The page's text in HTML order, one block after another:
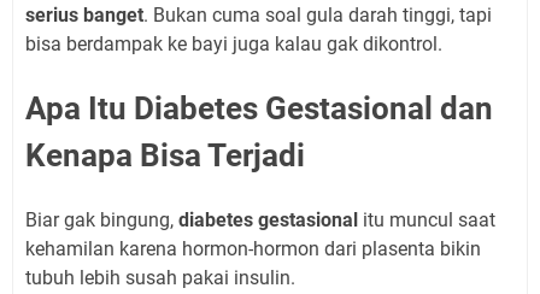
serius banget. Bukan cuma soal gula darah tinggi, tapi
bisa berdampak ke bayi juga kalau gak dikontrol.
Apa Itu Diabetes Gestasional dan
Kenapa Bisa Terjadi
Biar gak bingung, diabetes gestasional itu muncul saat
kehamilan karena hormon-hormon dari plasenta bikin
tubuh lebih susah pakai insulin.